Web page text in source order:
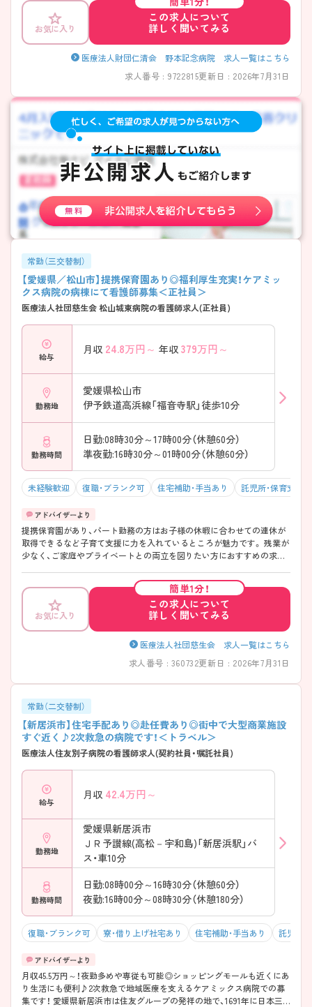
交通機関での通勤も可能です◎ さまざまな診療科に携わり、多くの症例
について学ぶことができるため、看護師として幅広い経験を積むことが
できます。交替制の勤務で、人混みを避けた曜日、時間帯でのショッピン
グや食事を楽しめるのも魅力の1つ。 しっかりと安定した収入を確保し
たい看護師さんにオススメです！求人詳細は担当アドバイザーまでお問
お気に入り
この求人について
詳しく聞いてみる
医療法人財団仁清会 野本記念病院 求人一覧はこちら
求人番号 : 9722815更新日 : 2026年7月31日
常勤（三交替制）
【愛媛県／松山市】提携保育園あり◎福利厚生充実！ケアミッ
クス病院の病棟にて看護師募集＜正社員＞
医療法人社団慈生会 松山城東病院の看護師求人(正社員)
給与
月収 24.8万円～ 年収 379万円～
勤務地
愛媛県松山市
伊予鉄道高浜線「福音寺駅」徒歩10分
勤務時間
日勤:08時30分～17時00分（休憩60分）
準夜勤:16時30分～01時00分（休憩60分）
未経験歓迎 復職・ブランク可 住宅補助・手当あり 託児所・保育支援
提携保育園があり、パート勤務の方はお子様の休暇に合わせての連休が
取得できるなど子育て支援に力を入れているところが魅力です。 残業が
少なく、ご家庭やプライベートとの両立を図りたい方におすすめの求人
お気に入り
簡単1分！
この求人について
詳しく聞いてみる
医療法人社団慈生会 求人一覧はこちら
求人番号 : 360732更新日 : 2026年7月31日
常勤（二交替制）
【新居浜市】住宅手配あり◎赴任費あり◎街中で大型商業施設
すぐ近く♪2次救急の病院です！＜トラベル＞
医療法人住友別子病院の看護師求人(契約社員・嘱託社員)
給与
月収 42.4万円～
勤務地
愛媛県新居浜市
ＪＲ予讃線(高松－宇和島)「新居浜駅」バ
ス・車10分
勤務時間
日勤:08時00分～16時30分（休憩60分）
夜勤:16時00分～08時30分（休憩180分）
復職・ブランク可 寮・借り上げ社宅あり 住宅補助・手当あり 託児所
月収45.5万円～！夜勤多めや専従も可能◎ショッピングモールも近くにあ
り生活にも便利♪2次救急で地域医療を支えるケアミックス病院での募
集です！ 愛媛県新居浜市は住友グループの発祥の地で、1691年に日本三